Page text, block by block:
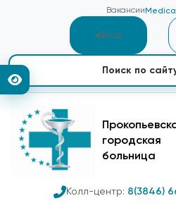
Вакансии
Вход
городская
больница
Колл-центр: 8(3846)